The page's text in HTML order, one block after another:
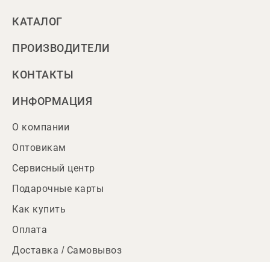
КАТАЛОГ
ПРОИЗВОДИТЕЛИ
КОНТАКТЫ
ИНФОРМАЦИЯ
О компании
Оптовикам
Сервисный центр
Подарочные карты
Как купить
Оплата
Доставка / Самовывоз